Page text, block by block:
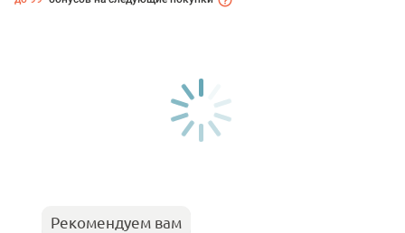
Рекомендуем вам